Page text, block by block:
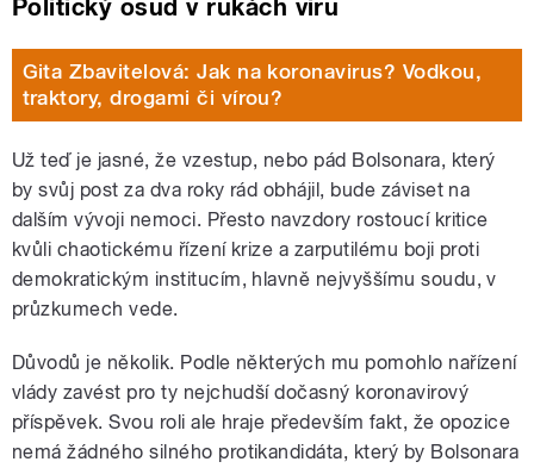
Politický osud v rukách viru
Gita Zbavitelová: Jak na koronavirus? Vodkou,
traktory, drogami či vírou?
Už teď je jasné, že vzestup, nebo pád Bolsonara, který
by svůj post za dva roky rád obhájil, bude záviset na
dalším vývoji nemoci. Přesto navzdory rostoucí kritice
kvůli chaotickému řízení krize a zarputilému boji proti
demokratickým institucím, hlavně nejvyššímu soudu, v
průzkumech vede.
Důvodů je několik. Podle některých mu pomohlo nařízení
vlády zavést pro ty nejchudší dočasný koronavirový
příspěvek. Svou roli ale hraje především fakt, že opozice
nemá žádného silného protikandidáta, který by Bolsonara